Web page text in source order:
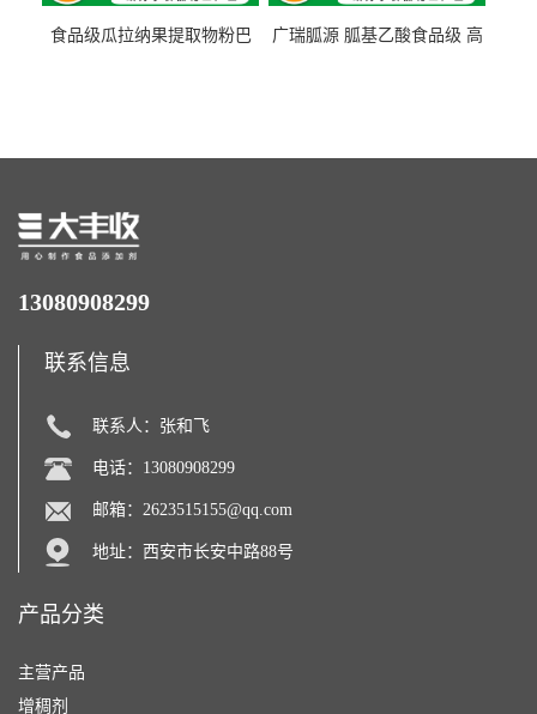
食品级瓜拉纳果提取物粉巴
广瑞胍源 胍基乙酸食品级 高
13080908299
联系信息
联系人：张和飞
电话：13080908299
邮箱： 2623515155@qq.com
地址：西安市长安中路88号
产品分类
主营产品
增稠剂